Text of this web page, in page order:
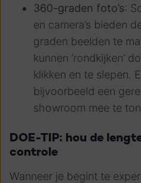
360-graden foto’s:
en camera’s bieden
graden beelden te
kunnen ‘rondkijken’
klikken en te slepen.
bijvoorbeeld een
showroom mee te
DOE-TIP: hou de
controle
Wanneer je begint te